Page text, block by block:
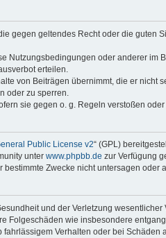
gegen geltendes Recht oder die guten
Nutzungsbedingungen oder anderer
erteilen.
von Beiträgen übernimmt, die er
oder zu sperren.
sie gegen o. g. Regeln verstoßen
Public License v2“ (GPL)
unter www.phpbb.de zur Verfügung
Zwecke nicht untersagen oder
und der Verletzung
Folgeschäden wie insbesondere
Verhalten oder bei